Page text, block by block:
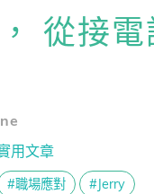
會員升等辦法
演唱會後遺症
，你可以這樣說
從接電
用文章
#職場應對 #Jerry